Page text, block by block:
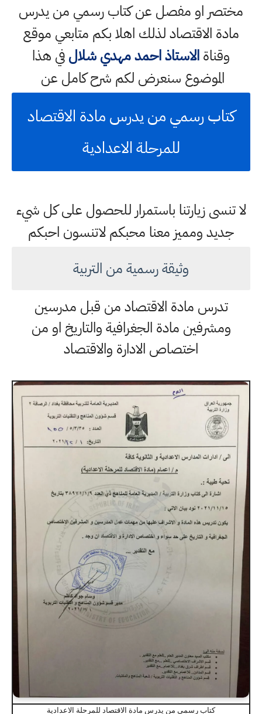
مختصر او مفصل عن كتاب رسمي من يدرس
مادة الاقتصاد لذلك اهلا بكم متابعي موقع
وقناةالاستاذ احمد مهدي شلالفي هذا
الموضوع سنعرض لكم شرح كامل عن
كتاب رسمي من يدرس مادة الاقتصاد
للمرحلة الاعدادية
لا تنسى زيارتنا باستمرار للحصول على كل شيء
جديد ومميز معنا محبكم لاتنسون احبكم
وثيقة رسمية من التربية
تدرس مادة الاقتصاد من قبل مدرسين
ومشرفين مادة الجغرافية والتاريخ او من
اختصاص الادارة والاقتصاد
كتاب رسمي من يدرس مادة الاقتصاد للمرحلة الاعدادية